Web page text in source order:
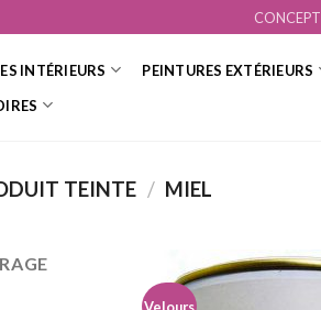
CONCEPT
INTÉRIEURS PEINTURES EXTÉRIEURS
TEINTE / MIEL